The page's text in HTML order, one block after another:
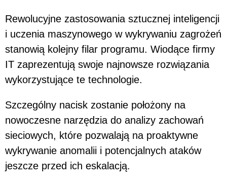
Rewolucyjne zastosowania sztucznej inteligencji
i uczenia maszynowego w wykrywaniu zagrożeń
stanowią kolejny filar programu. Wiodące firmy
IT zaprezentują swoje najnowsze rozwiązania
wykorzystujące te technologie.
Szczególny nacisk zostanie położony na
nowoczesne narzędzia do analizy zachowań
sieciowych, które pozwalają na proaktywne
wykrywanie anomalii i potencjalnych ataków
jeszcze przed ich eskalacją.